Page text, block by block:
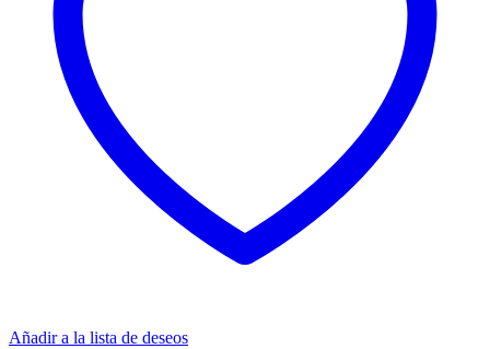
Añadir a la lista de deseos